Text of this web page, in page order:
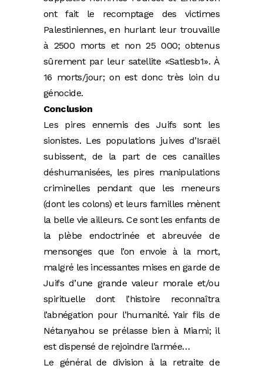
ont fait le recomptage des victimes
Palestiniennes, en hurlant leur trouvaille
à 2500 morts et non 25 000; obtenus
sûrement par leur satellite «Satlesb1». À
16 morts/jour; on est donc très loin du
génocide.
Conclusion
Les pires ennemis des Juifs sont les
sionistes. Les populations juives d’Israël
subissent, de la part de ces canailles
déshumanisées, les pires manipulations
criminelles pendant que les meneurs
(dont les colons) et leurs familles mènent
la belle vie ailleurs. Ce sont les enfants de
la plèbe endoctrinée et abreuvée de
mensonges que l’on envoie à la mort,
malgré les incessantes mises en garde de
Juifs d’une grande valeur morale et/ou
spirituelle dont l’histoire reconnaîtra
l’abnégation pour l’humanité. Yair fils de
Nétanyahou se prélasse bien à Miami; il
est dispensé de rejoindre l’armée…
Le général de division à la retraite de